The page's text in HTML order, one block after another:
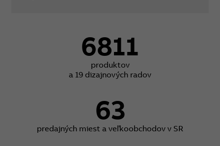
6811
produktov
a 19 dizajnových radov
63
predajných miest a veľkoobchodov v SR